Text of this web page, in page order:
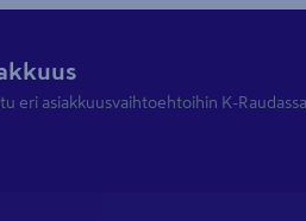
eri asiakkuusvaihtoehtoihin K-